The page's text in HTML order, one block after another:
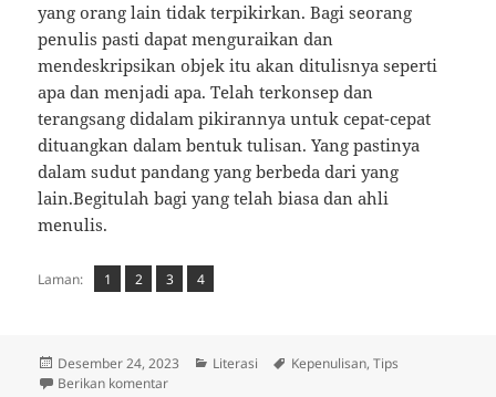
yang orang lain tidak terpikirkan. Bagi seorang
penulis pasti dapat menguraikan dan
mendeskripsikan objek itu akan ditulisnya seperti
apa dan menjadi apa. Telah terkonsep dan
terangsang didalam pikirannya untuk cepat-cepat
dituangkan dalam bentuk tulisan. Yang pastinya
dalam sudut pandang yang berbeda dari yang
lain.Begitulah bagi yang telah biasa dan ahli
menulis.
Laman: Laman
1 ,
Laman
2 ,
Laman
3 ,
Laman
4
Diposkan
pada
Desember 24, 2023 Kategori
Literasi Tag
Kepenulisan,Tips
Berikan komentaruntuk Kamu Nanya?